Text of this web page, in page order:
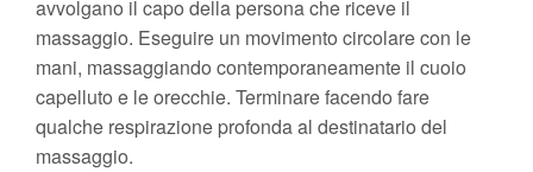
avvolgano il capo della persona che riceve il
massaggio. Eseguire un movimento circolare con le
mani, massaggiando contemporaneamente il cuoio
capelluto e le orecchie. Terminare facendo fare
qualche respirazione profonda al destinatario del
massaggio.